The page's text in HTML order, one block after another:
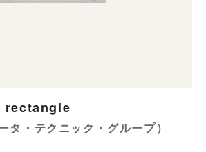
rectangle
タ・テクニック・グループ）